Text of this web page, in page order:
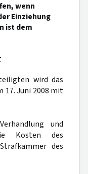
wenn
Einziehung
ist dem
wird das
17. Juni 2008 mit
und
Kosten des
des